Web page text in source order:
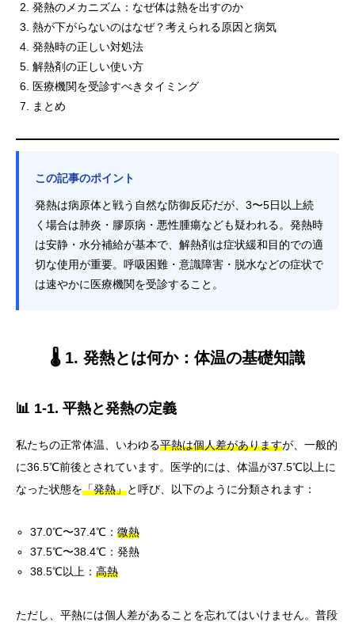
発熱のメカニズム：なぜ体は熱を出すのか
熱が下がらないのはなぜ？考えられる原因と病気
発熱時の正しい対処法
解熱剤の正しい使い方
医療機関を受診すべきタイミング
まとめ
この記事のポイント
発熱は病原体と戦う自然な防御反応だが、3〜5日以上続
く場合は肺炎・膠原病・悪性腫瘍なども疑われる。発熱時
は安静・水分補給が基本で、解熱剤は症状緩和目的での適
切な使用が重要。呼吸困難・意識障害・脱水などの症状で
は速やかに医療機関を受診すること。
🌡️ 1. 発熱とは何か：体温の基礎知識
📊 1-1. 平熱と発熱の定義
私たちの正常体温、いわゆる平熱は個人差がありますが、一般的
に36.5℃前後とされています。医学的には、体温が37.5℃以上に
なった状態を「発熱」と呼び、以下のように分類されます：
37.0℃〜37.4℃：微熱
37.5℃〜38.4℃：発熱
38.5℃以上：高熱
ただし、平熱には個人差があることを忘れてはいけません。普段